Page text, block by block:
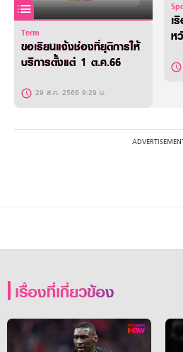
Term
ขอเรียนแจ้งช่องที่ยุติการให้
บริการตั้งแต่ 1 ต.ค.66
29 ส.ค. 2566 9:29 น.
เ
ห
เรื่องที่เกี่ยวข้อง